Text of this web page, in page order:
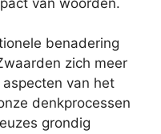
benadering
zich meer
van het
denkprocessen
grondig